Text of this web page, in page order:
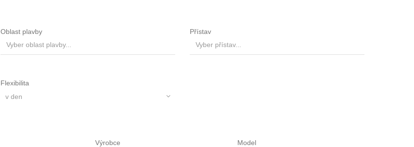
Oblast plavby Přístav
Flexibilita
Výrobce Model